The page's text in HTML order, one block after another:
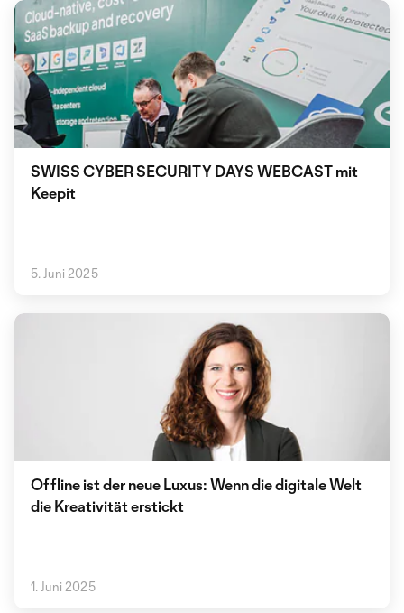
SWISS CYBER SECURITY DAYS WEBCAST mit
Keepit
5. Juni 2025
Offline ist der neue Luxus: Wenn die digitale Welt
die Kreativität erstickt
1. Juni 2025